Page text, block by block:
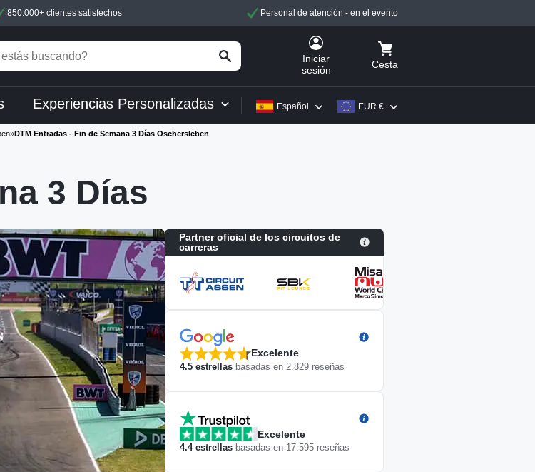
850.000+ clientes satisfechos Personal de atención - en el evento
Iniciar
sesión
Cesta
Experiencias Personalizadas EUR €
Español
»DTM Entradas - Fin de Semana 3 Días Oschersleben
3 Días
Partner oficial de los circuitos de
carreras
Excelente
4.5 estrellas basadas en 2.829 reseñas
Excelente
4.4estrellas basadas en 17.595 reseñas